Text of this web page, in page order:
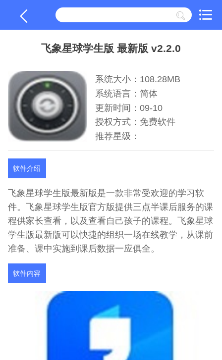
飞象星球学生版 最新版 v2.2.0
系统大小：108.28MB
系统语言：简体
更新时间：09-10
授权方式：免费软件
推荐星级：
软件介绍
飞象星球学生版最新版是一款非常受欢迎的学习软
件。飞象星球学生版官方版提供三点半课后服务的课
程供家长查看，以及查看自己孩子的课程。飞象星球
学生版最新版可以快捷的组织一场在线教学，从课前
准备、课中实施到课后数据一应俱全。
软件内容